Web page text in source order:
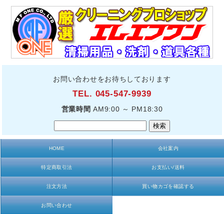
お問い合わせをお待ちしております
TEL. 045-547-9939
営業時間 AM9:00 ～ PM18:30
HOME 会社案内
特定商取引法 お支払い/送料
注文方法 買い物カゴを確認する
お問い合わせ